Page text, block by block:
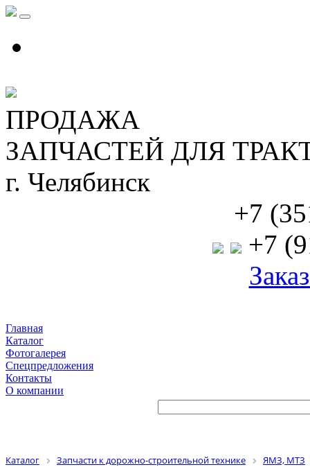
ПРОДАЖА
ЗАПЧАСТЕЙ ДЛЯ
г. Челябинск
+7
+7
Главная
Каталог
Фотогалерея
Спецпредложения
Контакты
О компании
Каталог Запчасти к дорожно-строительной технике ЯМЗ, МТЗ